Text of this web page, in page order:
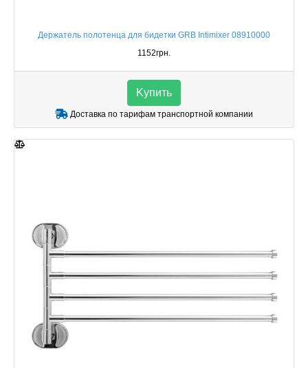
Держатель полотенца для бидетки GRB Intimixer 08910000
1152грн.
Kупить
Доставка по тарифам транспортной компании